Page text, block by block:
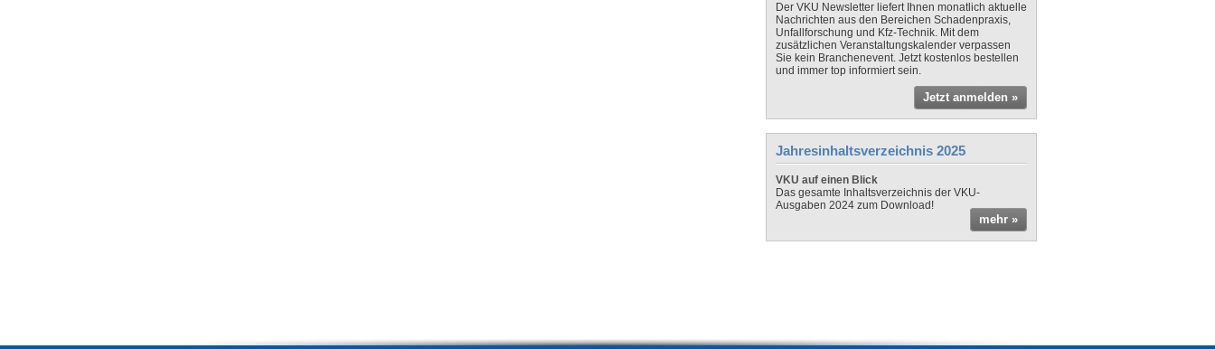
Der VKU Newsletter liefert Ihnen monatlich aktuelle
Nachrichten aus den Bereichen Schadenpraxis,
Unfallforschung und Kfz-Technik. Mit dem
zusätzlichen Veranstaltungskalender verpassen
Sie kein Branchenevent. Jetzt kostenlos bestellen
und immer top informiert sein.
Jetzt anmelden »
Jahresinhaltsverzeichnis 2025
VKU auf einen Blick
Das gesamte Inhaltsverzeichnis der VKU-
Ausgaben 2024 zum Download!
mehr »